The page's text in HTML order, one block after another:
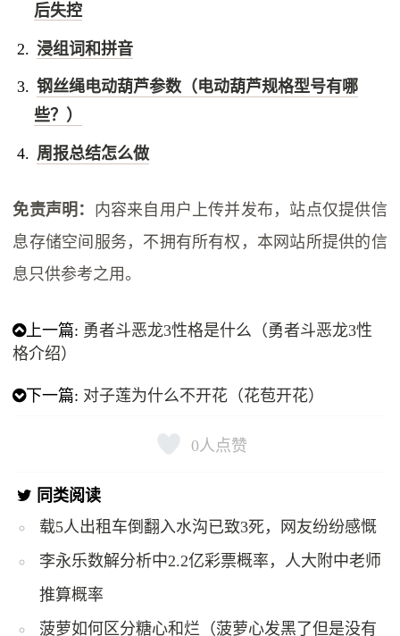
后失控
浸组词和拼音
钢丝绳电动葫芦参数（电动葫芦规格型号有哪
些？）
周报总结怎么做
免责声明： 内容来自用户上传并发布，站点仅提供信
息存储空间服务，不拥有所有权，本网站所提供的信
息只供参考之用。
上一篇: 勇者斗恶龙3性格是什么（勇者斗恶龙3性
格介绍）
下一篇: 对子莲为什么不开花（花苞开花）
0人点赞
同类阅读
载5人出租车倒翻入水沟已致3死，网友纷纷感慨
李永乐数解分析中2.2亿彩票概率，人大附中老师
推算概率
菠萝如何区分糖心和烂（菠萝心发黑了但是没有